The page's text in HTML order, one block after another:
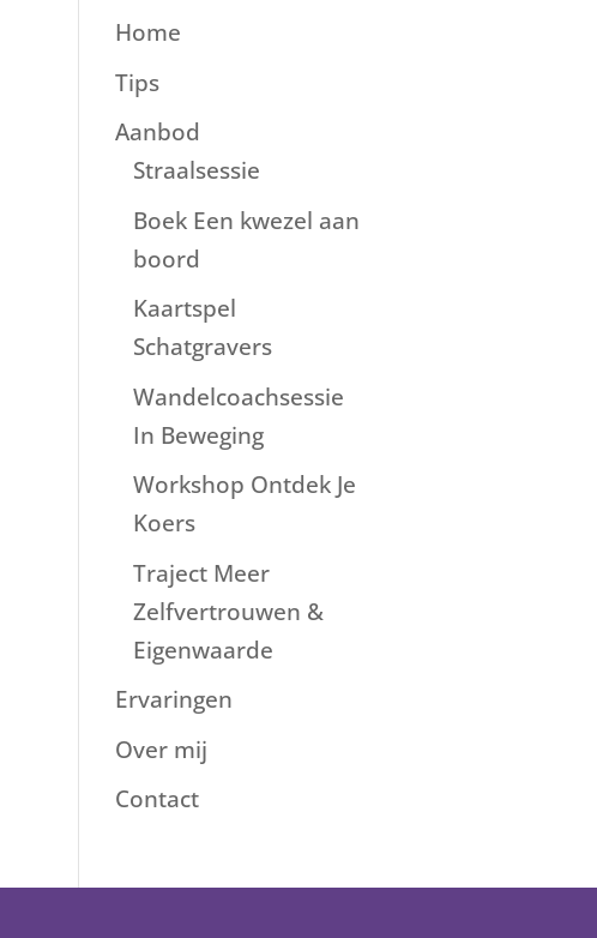
Home
Tips
Aanbod
Straalsessie
Boek Een kwezel aan
boord
Kaartspel
Schatgravers
Wandelcoachsessie
In Beweging
Workshop Ontdek Je
Koers
Traject Meer
Zelfvertrouwen &
Eigenwaarde
Ervaringen
Over mij
Contact